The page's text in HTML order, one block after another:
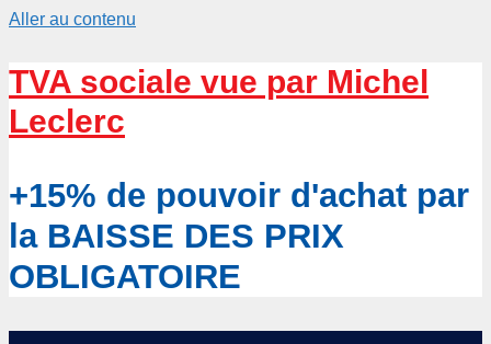
Aller au contenu
TVA sociale vue par Michel
Leclerc
+15% de pouvoir d'achat par
la BAISSE DES PRIX
OBLIGATOIRE